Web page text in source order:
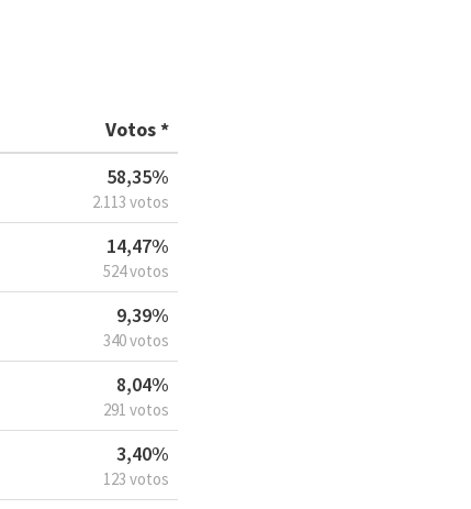
Votos *
58,35%
2.113 votos
14,47%
524 votos
9,39%
340 votos
8,04%
291 votos
3,40%
123 votos